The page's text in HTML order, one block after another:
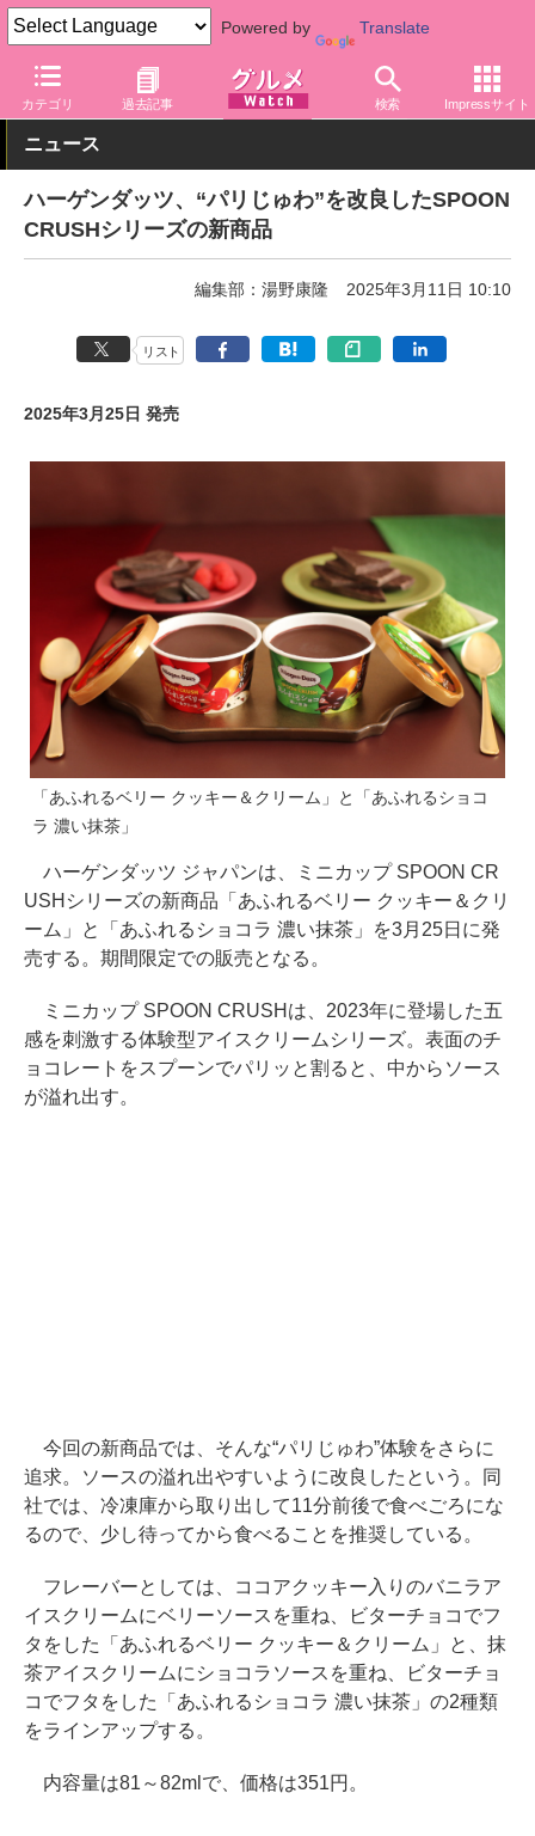
Powered by Translate
カテゴリ 過去記事 検索 Impressサイト
グルメ Watch 菓子・スイーツ アイスクリーム
ニュース
ハーゲンダッツ、“パリじゅわ”を改良したSPOON
CRUSHシリーズの新商品
編集部：湯野康隆 2025年3月11日 10:10
リスト
2025年3月25日 発売
「あふれるベリー クッキー＆クリーム」と「あふれるショコ
ラ 濃い抹茶」
ハーゲンダッツ ジャパンは、ミニカップ SPOON CR
USHシリーズの新商品「あふれるベリー クッキー＆クリ
ーム」と「あふれるショコラ 濃い抹茶」を3月25日に発
売する。期間限定での販売となる。
ミニカップ SPOON CRUSHは、2023年に登場した五
感を刺激する体験型アイスクリームシリーズ。表面のチ
ョコレートをスプーンでパリッと割ると、中からソース
が溢れ出す。
今回の新商品では、そんな“パリじゅわ”体験をさらに
追求。ソースの溢れ出やすいように改良したという。同
社では、冷凍庫から取り出して11分前後で食べごろにな
るので、少し待ってから食べることを推奨している。
フレーバーとしては、ココアクッキー入りのバニラア
イスクリームにベリーソースを重ね、ビターチョコでフ
タをした「あふれるベリー クッキー＆クリーム」と、抹
茶アイスクリームにショコラソースを重ね、ビターチョ
コでフタをした「あふれるショコラ 濃い抹茶」の2種類
をラインアップする。
内容量は81～82mlで、価格は351円。